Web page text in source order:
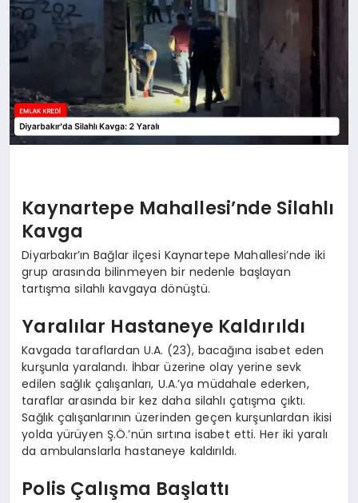
Kaynartepe Mahallesi’nde Silahlı
Kavga
Diyarbakır’ın Bağlar ilçesi Kaynartepe Mahallesi’nde iki
grup arasında bilinmeyen bir nedenle başlayan
tartışma silahlı kavgaya dönüştü.
Yaralılar Hastaneye Kaldırıldı
Kavgada taraflardan U.A. (23), bacağına isabet eden
kurşunla yaralandı. İhbar üzerine olay yerine sevk
edilen sağlık çalışanları, U.A.’ya müdahale ederken,
taraflar arasında bir kez daha silahlı çatışma çıktı.
Sağlık çalışanlarının üzerinden geçen kurşunlardan ikisi
yolda yürüyen Ş.Ö.’nün sırtına isabet etti. Her iki yaralı
da ambulanslarla hastaneye kaldırıldı.
Polis Çalışma Başlattı